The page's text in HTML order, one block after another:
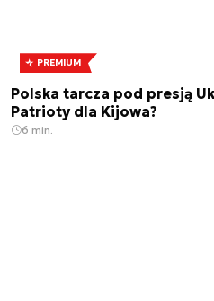
PREMIUM
Polska tarcza pod presją
Patrioty dla Kijowa?
6 min.